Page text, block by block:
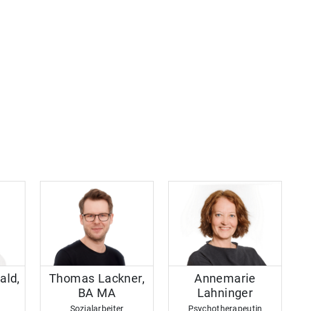
Thomas Lackner,
BA MA
Sozialarbeiter
Annemarie
Lahninger
Psychotherapeutin